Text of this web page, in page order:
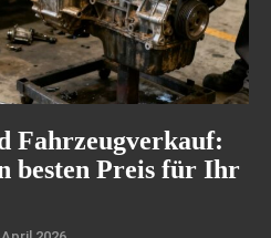
Fahrzeugverkauf:
besten Preis für Ihr